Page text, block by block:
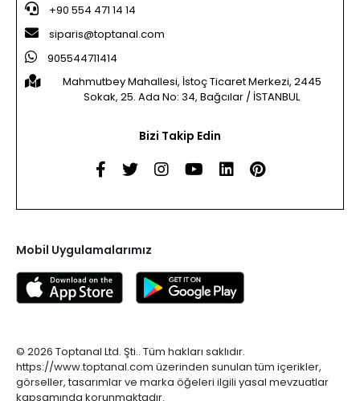
+90 554 471 14 14
siparis@toptanal.com
905544711414
Mahmutbey Mahallesi, İstoç Ticaret Merkezi, 2445
Sokak, 25. Ada No: 34, Bağcılar / İSTANBUL
Bizi Takip Edin
Mobil Uygulamalarımız
© 2026 Toptanal Ltd. Şti.. Tüm hakları saklıdır.
https://www.toptanal.com üzerinden sunulan tüm içerikler,
görseller, tasarımlar ve marka öğeleri ilgili yasal mevzuatlar
kapsamında korunmaktadır.